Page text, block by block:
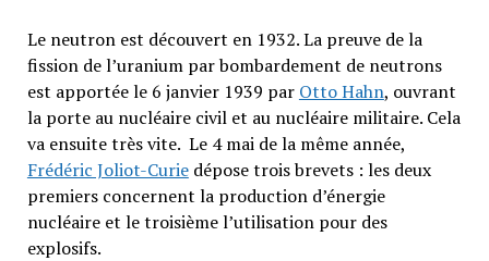
Le neutron est découvert en 1932. La preuve de la
fission de l’uranium par bombardement de neutrons
est apportée le 6 janvier 1939 par Otto Hahn, ouvrant
la porte au nucléaire civil et au nucléaire militaire. Cela
va ensuite très vite. Le 4 mai de la même année,
Frédéric Joliot-Curiedépose trois brevets : les deux
premiers concernent la production d’énergie
nucléaire et le troisième l’utilisation pour des
explosifs.